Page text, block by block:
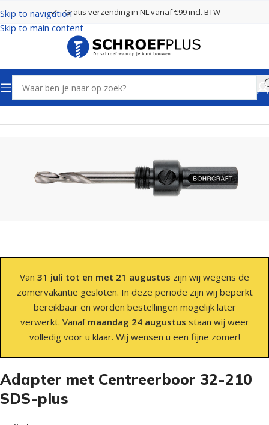
Skip to navigation
Skip to main content
Gratis verzending in NL vanaf €99 incl. BTW
Home Boren Gatenzagen
Van 31 juli tot en met 21 augustus zijn wij wegens de
zomervakantie gesloten. In deze periode zijn wij beperkt
bereikbaar en worden bestellingen mogelijk later
verwerkt. Vanaf maandag 24 augustus staan wij weer
volledig voor u klaar. Wij wensen u een fijne zomer!
Adapter met Centreerboor 32-210
SDS-plus